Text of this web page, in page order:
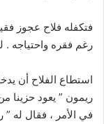
فتكفله فلاح عجوز
رغم فقره واحتياجه .
استطاع الفلاح أن
ريمون ” يعود حزينا
في الأمر ، فقال له ”